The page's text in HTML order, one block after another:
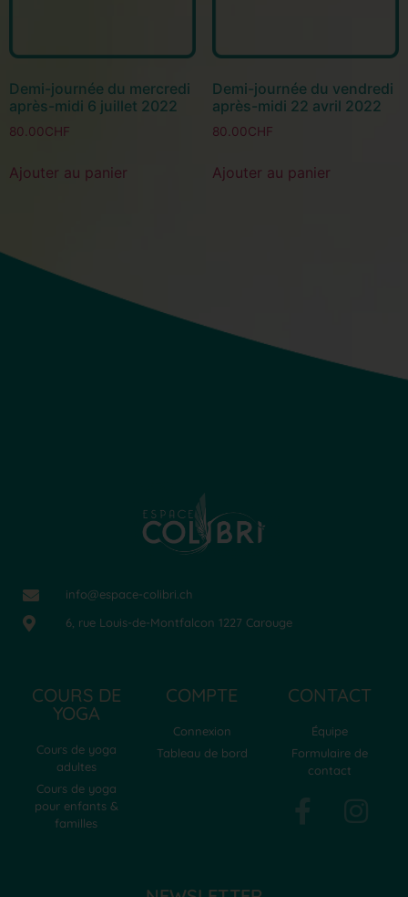
Demi-journée du mercredi
après-midi 6 juillet 2022
80.00CHF
Ajouter au panier
Demi-journée du vendredi
après-midi 22 avril 2022
80.00CHF
Ajouter au panier
info@espace-colibri.ch
6, rue Louis-de-Montfalcon 1227 Carouge
COURS DE
YOGA
Cours de yoga
adultes
Cours de yoga
pour enfants &
familles
COMPTE
Connexion
Tableau de bord
CONTACT
Équipe
Formulaire de
contact